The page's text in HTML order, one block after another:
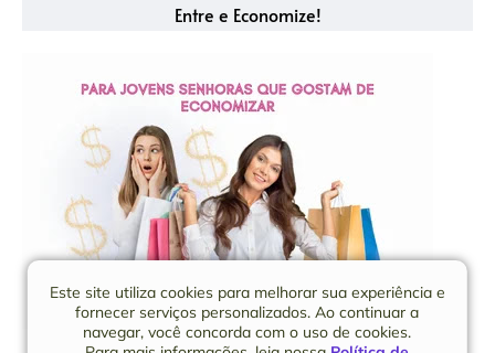
Entre e Economize!
Este site utiliza cookies para melhorar sua experiência e
fornecer serviços personalizados. Ao continuar a
navegar, você concorda com o uso de cookies.